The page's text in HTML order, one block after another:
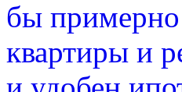
бы примерно
квартиры и